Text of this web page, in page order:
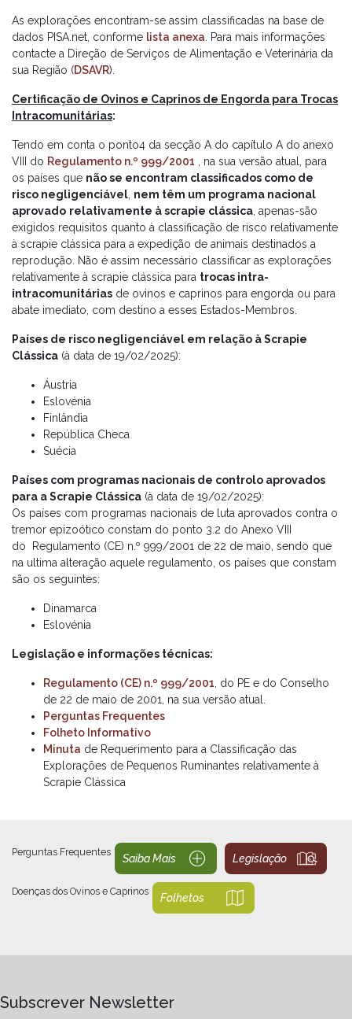
As explorações encontram-se assim classificadas na base de
dados PISA.net, conforme lista anexa . Para mais informações
contacte a Direção de Serviços de Alimentação e Veterinária da
sua Região (DSAVR).
Certificação de Ovinos e Caprinos de Engorda para Trocas
Intracomunitárias:
Tendo em conta o ponto4 da secção A do capítulo A do anexo
VIII do Regulamento n.º 999/2001 , na sua versão atual, para
os países que não se encontram classificados como de
risco negligenciável nem têm um programa nacional
aprovado relativamente à scrapie clássica , apenas-são
exigidos requisitos quanto à classificação de risco relativamente
à scrapie clássica para a expedição de animais destinados a
reprodução. Não é assim necessário classificar as explorações
relativamente à scrapie clássica para trocas intra-
intracomunitárias de ovinos e caprinos para engorda ou para
abate imediato, com destino a esses Estados-Membros.
Países de risco negligenciável em relação à Scrapie
Clássica (à data de 19/02/2025):
Áustria
Eslovénia
Finlândia
República Checa
Suécia
Países com programas nacionais de controlo aprovados
para a Scrapie Clássica (à data de 19/02/2025):
Os países com programas nacionais de luta aprovados contra o
tremor epizoótico constam do ponto 3.2 do Anexo VIII
do Regulamento (CE) n.º 999/2001 de 22 de maio, sendo que
na ultima alteração aquele regulamento, os países que constam
são os seguintes:
Dinamarca
Eslovénia
Legislação e informações técnicas:
Regulamento (CE) n.º 999/2001 , do PE e do Conselho
de 22 de maio de 2001, na sua versão atual.
Perguntas Frequentes
Folheto Informativo
Minuta de Requerimento para a Classificação das
Explorações de Pequenos Ruminantes relativamente à
Scrapie Clássica
Perguntas Frequentes Saiba Mais Legislação
Doenças dos Ovinos e Caprinos Folhetos
Subscrever Newsletter